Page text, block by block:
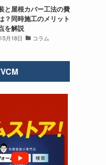
と屋根カバー工法の費
？同時施工のメリット
を解説
5月18日 コラム